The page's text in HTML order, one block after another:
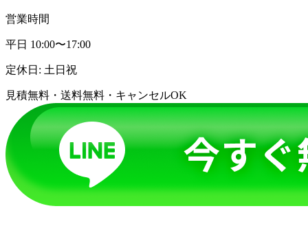
営業時間
平日 10:00〜17:00
定休日: 土日祝
見積無料・送料無料・キャンセルOK